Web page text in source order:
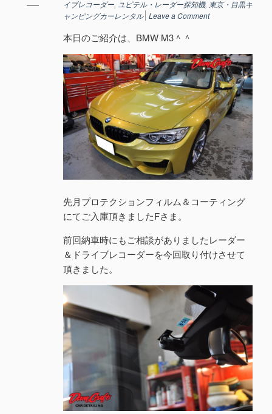
イブレコーダー, ユピテル・レーダー探知機, 東京・目黒キ
ャンピングカーレンタル Leave a Comment
本日のご紹介は、BMW M3＾＾
先月プロテクションフィルム＆コーティング
にてご入庫頂きましたFさま。
前回納車時にもご相談がありましたレーダー
＆ドライブレコーダーを今回取り付けさせて
頂きました。